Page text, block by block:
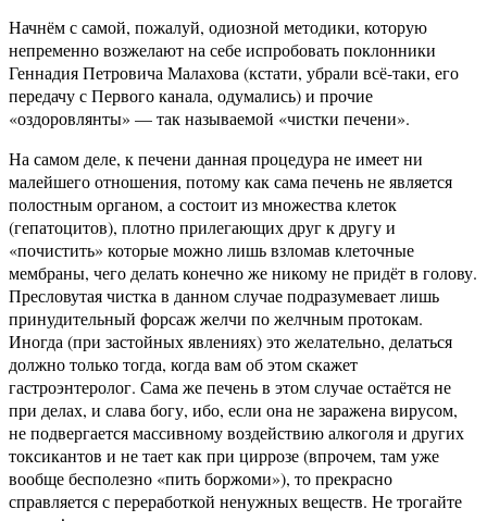
Начнём с самой, пожалуй, одиозной методики, которую
непременно возжелают на себе испробовать поклонники
Геннадия Петровича Малахова (кстати, убрали всё-таки, его
передачу с Первого канала, одумались) и прочие
«оздоровлянты» — так называемой «чистки печени».
На самом деле, к печени данная процедура не имеет ни
малейшего отношения, потому как сама печень не является
полостным органом, а состоит из множества клеток
(гепатоцитов), плотно прилегающих друг к другу и
«почистить» которые можно лишь взломав клеточные
мембраны, чего делать конечно же никому не придёт в голову.
Пресловутая чистка в данном случае подразумевает лишь
принудительный форсаж желчи по желчным протокам.
Иногда (при застойных явлениях) это желательно, делаться
должно только тогда, когда вам об этом скажет
гастроэнтеролог. Сама же печень в этом случае остаётся не
при делах, и слава богу, ибо, если она не заражена вирусом,
не подвергается массивному воздействию алкоголя и других
токсикантов и не тает как при циррозе (впрочем, там уже
вообще бесполезно «пить боржоми»), то прекрасно
справляется с переработкой ненужных веществ. Не трогайте